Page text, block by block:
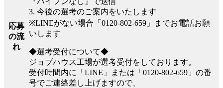
応募
の流
れ
3. 今後の選考のご案内をいたします
※LINEがない場合「0120-802-659」までお電話お願
いします
◆選考受付について◆
ジョブハウス工場が選考受付をしております。
受付時間内に「LINE」または「0120-802-659」の番
号でご連絡差し上げますので、